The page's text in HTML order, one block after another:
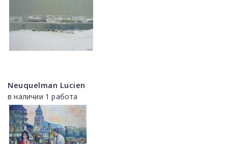
Neuquelman Lucien
в наличии 1 работа